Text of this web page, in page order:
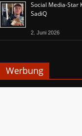
Social Media-Star
SadiQ
2. Juni 2026
Werbung